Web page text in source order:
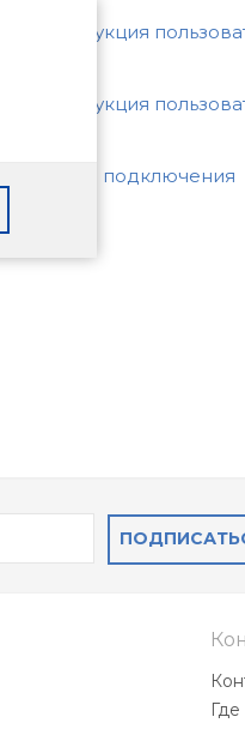
Инструкция
Инструкция
Схема подключения
Где